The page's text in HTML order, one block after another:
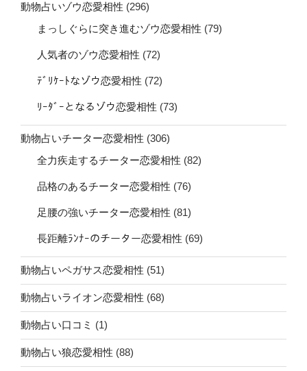
動物占いゾウ恋愛相性 (296)
まっしぐらに突き進むゾウ恋愛相性 (79)
人気者のゾウ恋愛相性 (72)
ﾃﾞﾘｹｰﾄなゾウ恋愛相性 (72)
ﾘｰﾀﾞｰとなるゾウ恋愛相性 (73)
動物占いチーター恋愛相性 (306)
全力疾走するチーター恋愛相性 (82)
品格のあるチーター恋愛相性 (76)
足腰の強いチーター恋愛相性 (81)
長距離ﾗﾝﾅｰのチーター恋愛相性 (69)
動物占いペガサス恋愛相性 (51)
動物占いライオン恋愛相性 (68)
動物占い口コミ (1)
動物占い狼恋愛相性 (88)